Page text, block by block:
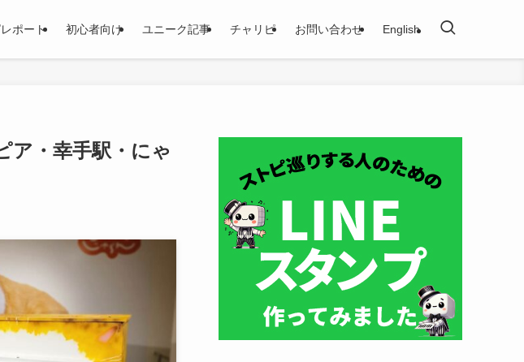
ポート 初心者向け ユニーク記事 チャリピ お問い合わせ English
ア・幸手駅・にゃ